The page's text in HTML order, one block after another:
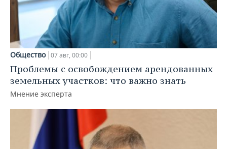
Общество 07 авг, 00:00
Проблемы с освобождением арендованных
земельных участков: что важно знать
Мнение эксперта